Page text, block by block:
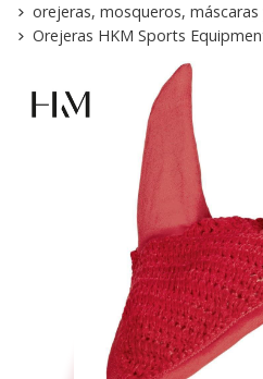
orejeras, mosqueros,